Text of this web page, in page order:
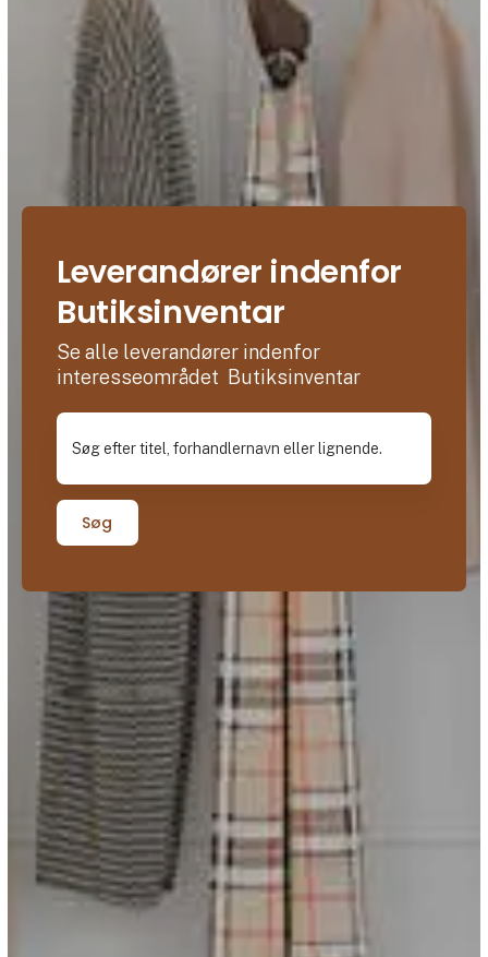
Leverandører indenfor
Butiksinventar
Se alle leverandører indenfor
interesseområdet Butiksinventar
Søg efter titel, forhandlernavn eller lignende.
Søg